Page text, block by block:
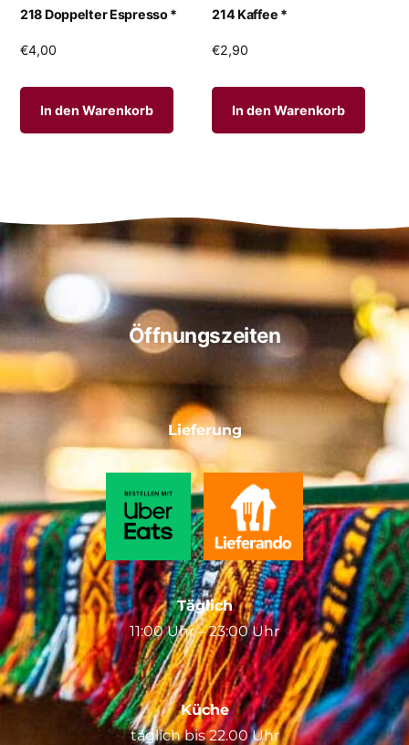
218 Doppelter Espresso *
€4,00
In den Warenkorb
214 Kaffee *
€2,90
In den Warenkorb
Öffnungszeiten
Lieferung
Täglich
11:00 Uhr – 23:00 Uhr
Küche
täglich bis 22.00 Uhr